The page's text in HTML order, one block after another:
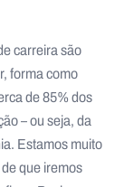
carreira são
forma como
de 85% dos
– ou seja, da
Estamos muito
que iremos